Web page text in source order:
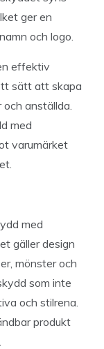
ger en
och logo.
effektiv
sätt att skapa
anställda.
med
varumärket
med
gäller design
mönster och
som inte
och stilrena.
produkt